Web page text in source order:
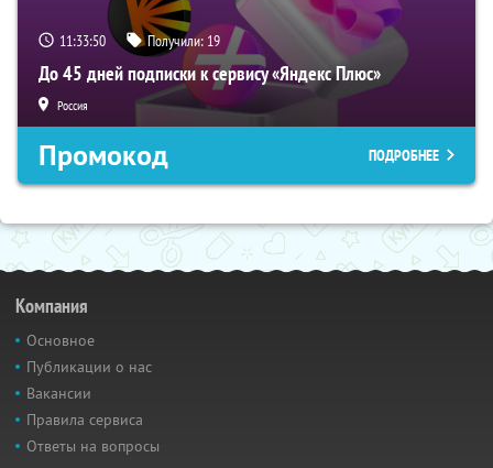
11:33:49 Получили: 19
До 45 дней подписки к сервису «Яндекс Плюс»
Россия
Промокод ПОДРОБНЕЕ
Компания
Основное
Публикации о нас
Вакансии
Правила сервиса
Ответы на вопросы